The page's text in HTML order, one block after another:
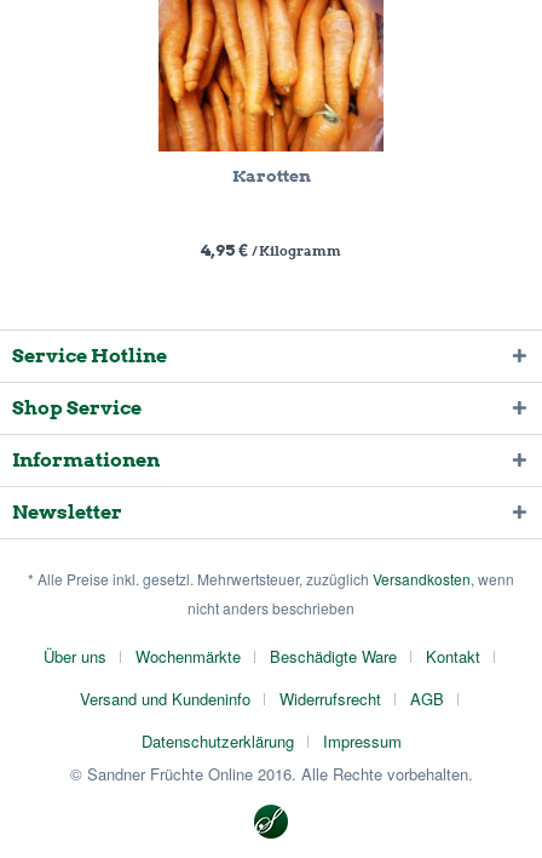
Karotten
4,95 € / Kilogramm
Service Hotline
Shop Service
Informationen
Newsletter
* Alle Preise inkl. gesetzl. Mehrwertsteuer, zuzüglich Versandkosten, wenn
nicht anders beschrieben
Über uns Wochenmärkte Beschädigte Ware
Kontakt
Versand und Kundeninfo
Widerrufsrecht
AGB
Datenschutzerklärung
Impressum
© Sandner Früchte Online 2016. Alle Rechte vorbehalten.